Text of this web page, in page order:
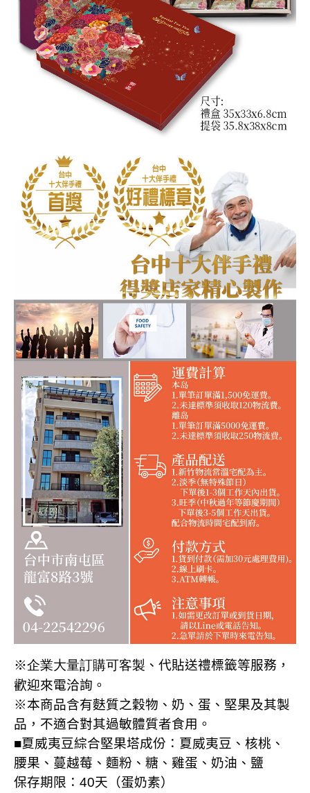
※企業大量訂購可客製 、代貼送禮標籤等服務，
歡迎來電洽詢 。
※本商品含有麩質之穀物、奶、蛋、堅果及其製
品，不適合對其過敏體質者食用。
■夏威夷豆綜合堅果塔成份：夏威夷豆、核桃、
腰果、蔓越莓、麵粉、糖、雞蛋、奶油、鹽
保存期限： 40天（蛋奶素）